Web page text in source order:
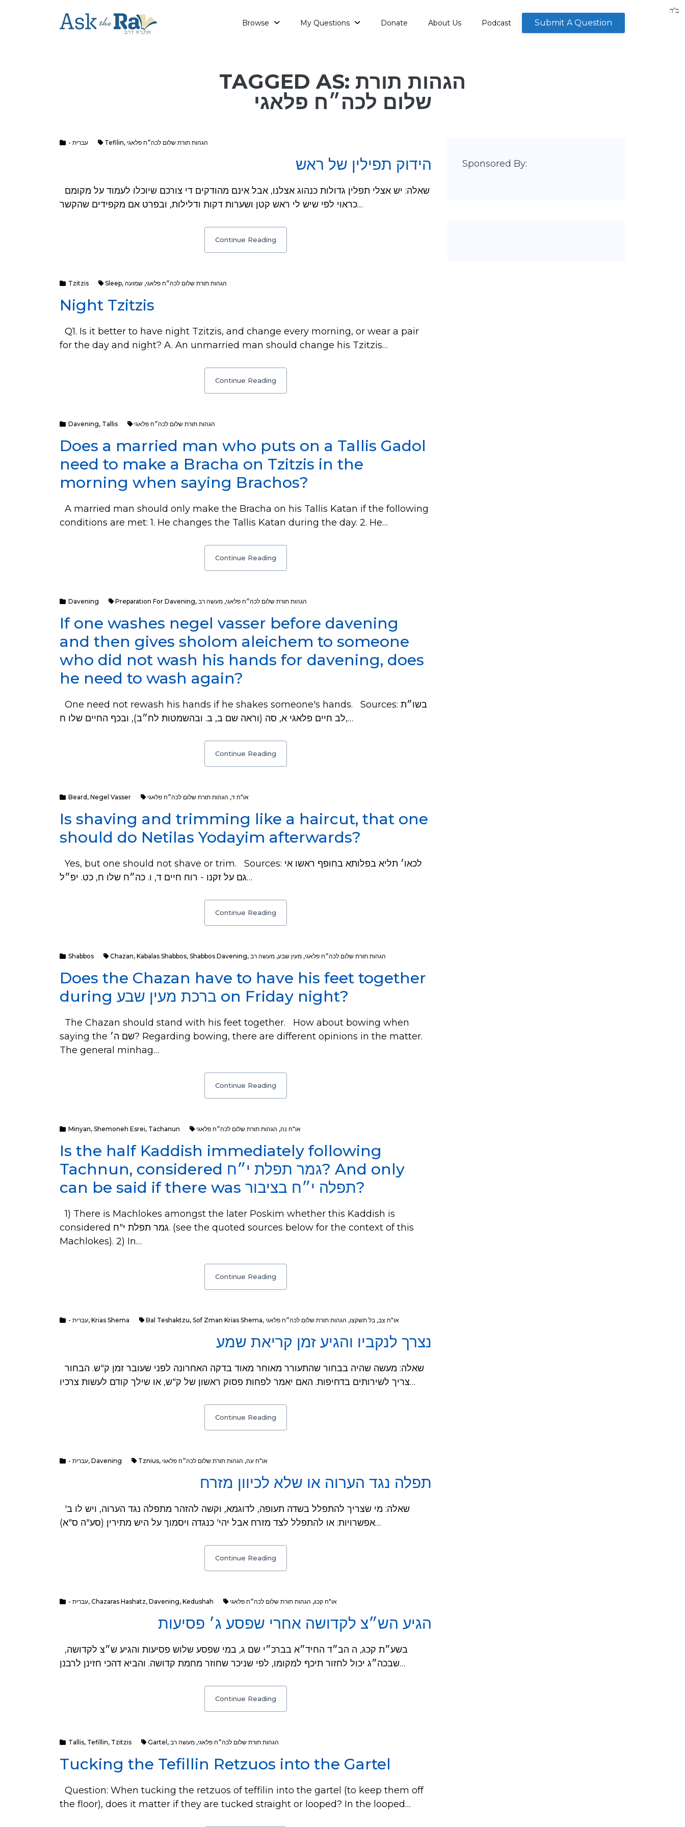
Browse My Questions Donate About Us Podcast Submit A Question
TAGGED AS: הגהות תורת
שלום לכה״ח פלאגי
- עברית Tefilin, הגהות תורת שלום לכה״ח פלאגי
הידוק תפילין של ראש
כראוי לפי שיש לי ראש קטן ושערות דקות ודלילות, ובפרט אם מקפידים שהקשר…
Continue Reading
Tzitzis Sleep, הגהות תורת שלום לכה״ח פלאגי, שמועה
Night Tzitzis
Q1. Is it better to have night Tzitzis, and change every morning, or wear a pair
for the day and night? A. An unmarried man should change his Tzitzis…
Continue Reading
Davening, Tallis הגהות תורת שלום לכה״ח פלאגי
Does a married man who puts on a Tallis Gadol
need to make a Bracha on Tzitzis in the
morning when saying Brachos?
A married man should only make the Bracha on his Tallis Katan if the following
conditions are met: 1. He changes the Tallis Katan during the day. 2. He…
Continue Reading
Davening Preparation For Davening, הגהות תורת שלום לכה״ח פלאגי, מעשה רב
If one washes negel vasser before davening
and then gives sholom aleichem to someone
who did not wash his hands for davening, does
he need to wash again?
One need not rewash his hands if he shakes someone's hands. Sources: בשו״ת
לב חיים פלאגי א, סה (וראה שם ב, ב. ובהשמטות לח״ב), ובכף החיים שלו ח,…
Continue Reading
Beard , Negel Vasser או"ח ד, הגהות תורת שלום לכה״ח פלאגי
Is shaving and trimming like a haircut, that one
should do Netilas Yodayim afterwards?
Yes, but one should not shave or trim. Sources: לכאו׳ תליא בפלותא בחופף ראשו אי
גם על זקנו - רוח חיים ד, ו. כה״ח שלו ח, כט. יפ״ל…
Continue Reading
Shabbos Chazan, Kabalas Shabbos, Shabbos Davening, הגהות תורת שלום לכה״ח פלאגי, מעין שבע, מעשה רב
Does the Chazan have to have his feet together
during ברכת מעין שבע on Friday night?
The Chazan should stand with his feet together. How about bowing when
saying the שם ה׳? Regarding bowing, there are different opinions in the matter.
The general minhag…
Continue Reading
Minyan, Shemoneh Esrei, Tachanun או"ח נה, הגהות תורת שלום לכה״ח פלאגי
Is the half Kaddish immediately following
Tachnun, considered גמר תפלת י״ח? And only
can be said if there was תפלה י״ח בציבור?
1) There is Machlokes amongst the later Poskim whether this Kaddish is
considered גמר תפלת י"ח. (see the quoted sources below for the context of this
Machlokes). 2) In…
Continue Reading
- עברית, Krias Shema Bal Teshaktzu, Sof Zman Krias Shema, או"ח צב, בל תשקצו, הגהות תורת שלום לכה״ח פלאגי
נצרך לנקביו והגיע זמן קריאת שמע
צריך לשירותים בדחיפות. האם יאמר לפחות פסוק ראשון של ק"ש, או שילך קודם לעשות צרכיו…
Continue Reading
- עברית, Davening Tznius, או"ח עה, הגהות תורת שלום לכה״ח פלאגי
תפלה נגד הערוה או שלא לכיוון מזרח
אפשרויות: או להתפלל לצד מזרח אבל יהי' כנגדה ויסמוך על היש מתירין (סע"ה ס"א)…
Continue Reading
- עברית, Chazaras Hashatz, Davening, Kedushah או"ח קכג, הגהות תורת שלום לכה״ח פלאגי
הגיע הש״צ לקדושה אחרי שפסע ג׳ פסיעות
שבכה״ג יכול לחזור תיכף למקומו, לפי שניכר שחוזר מחמת קדושה. והביא דהכי חזינן לרבנן…
Continue Reading
Tallis, Tefillin, Tzitzis Gartel , הגהות תורת שלום לכה״ח פלאגי, מעשה רב
Tucking the Tefillin Retzuos into the Gartel
Question: When tucking the retzuos of teffilin into the gartel (to keep them off
the floor), does it matter if they are tucked straight or looped? In the looped…
Sponsored By: